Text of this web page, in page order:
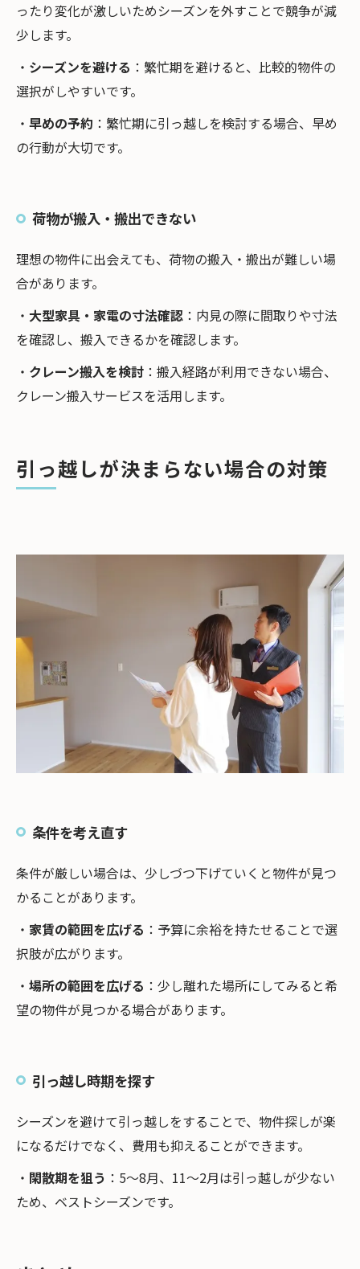
ったり変化が激しいためシーズンを外すことで競争が減
少します。
・ シーズンを避ける ：繁忙期を避けると、比較的物件の
選択がしやすいです。
・ 早めの予約 ：繁忙期に引っ越しを検討する場合、早め
の行動が大切です。
荷物が搬入・搬出できない
理想の物件に出会えても、荷物の搬入・搬出が難しい場
合があります。
・ 大型家具・家電の寸法確認 ：内見の際に間取りや寸法
を確認し、搬入できるかを確認します。
・ クレーン搬入を検討 ：搬入経路が利用できない場合、
クレーン搬入サービスを活用します。
引っ越しが決まらない場合の対策
条件を考え直す
条件が厳しい場合は、少しづつ下げていくと物件が見つ
かることがあります。
・ 家賃の範囲を広げる ：予算に余裕を持たせることで選
択肢が広がります。
・ 場所の範囲を広げる ：少し離れた場所にしてみると希
望の物件が見つかる場合があります。
引っ越し時期を探す
シーズンを避けて引っ越しをすることで、物件探しが楽
になるだけでなく、費用も抑えることができます。
・ 閑散期を狙う ：5～8月、11～2月は引っ越しが少ない
ため、ベストシーズンです。